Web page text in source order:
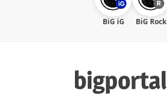
BiG iG BiG Rock